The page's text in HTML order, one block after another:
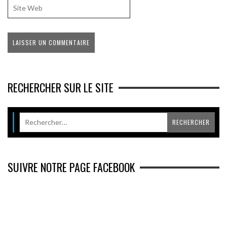
RECHERCHER SUR LE SITE
SUIVRE NOTRE PAGE FACEBOOK